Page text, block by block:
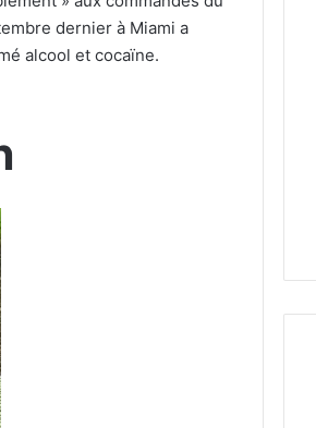
dernier à Miami a
alcool et cocaïne.